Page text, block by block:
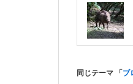
同じテーマ 「ブ